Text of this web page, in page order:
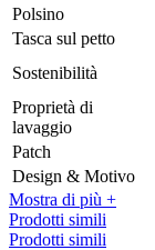
Polsino
Tasca sul petto
Sostenibilità
Proprietà di
lavaggio
Patch
Design & Motivo
Mostra di più +
Prodotti simili
Prodotti simili